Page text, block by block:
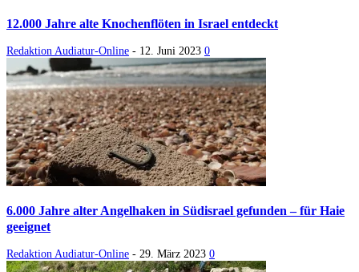
12.000 Jahre alte Knochenflöten in Israel entdeckt
Redaktion Audiatur-Online - 12. Juni 2023 0
6.000 Jahre alter Angelhaken in Südisrael gefunden – für Haie
geeignet
Redaktion Audiatur-Online - 29. März 2023 0